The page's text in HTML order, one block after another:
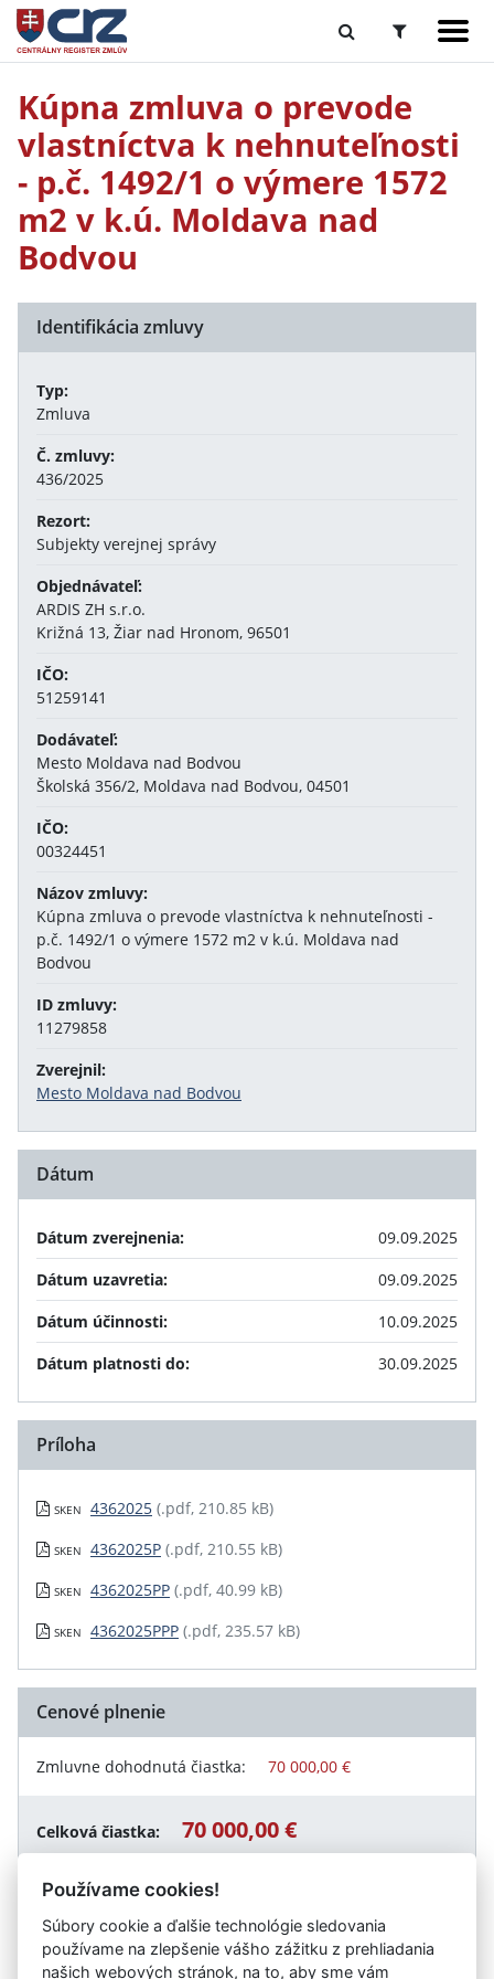
Kúpna zmluva o prevode
vlastníctva k nehnuteľnosti
- p.č. 1492/1 o výmere 1572
m2 v k.ú. Moldava nad
Bodvou
Identifikácia zmluvy
Typ:
Zmluva
Č. zmluvy:
436/2025
Rezort:
Subjekty verejnej správy
Objednávateľ:
ARDIS ZH s.r.o.
Križná 13, Žiar nad Hronom, 96501
IČO:
51259141
Dodávateľ:
Mesto Moldava nad Bodvou
Školská 356/2, Moldava nad Bodvou, 04501
IČO:
00324451
Názov zmluvy:
Kúpna zmluva o prevode vlastníctva k nehnuteľnosti -
p.č. 1492/1 o výmere 1572 m2 v k.ú. Moldava nad
Bodvou
ID zmluvy:
11279858
Zverejnil:
Mesto Moldava nad Bodvou
Dátum
Dátum zverejnenia:
09.09.2025
Dátum uzavretia:
09.09.2025
Dátum účinnosti:
10.09.2025
Dátum platnosti do:
30.09.2025
Príloha
SKEN 4362025 (.pdf, 210.85 kB)
SKEN 4362025P (.pdf, 210.55 kB)
SKEN 4362025PP (.pdf, 40.99 kB)
SKEN 4362025PPP (.pdf, 235.57 kB)
Cenové plnenie
Zmluvne dohodnutá čiastka: 70 000,00 €
Celková čiastka: 70 000,00 €
Návrat späť
Používame cookies!
Súbory cookie a ďalšie technológie sledovania
používame na zlepšenie vášho zážitku z prehliadania
našich webových stránok, na to, aby sme vám